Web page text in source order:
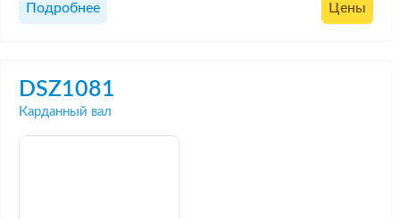
Подробнее Цены
DSZ1081
Карданный вал